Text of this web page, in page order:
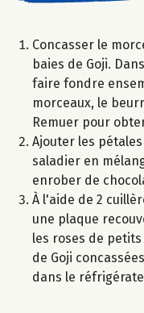
Concasser le
baies de Goji.
faire fondre
morceaux, le
Remuer pour
Ajouter les
saladier en
enrober de
À l'aide de 2
une plaque
les roses de
de Goji
dans le